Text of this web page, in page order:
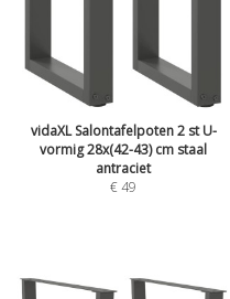
vidaXL Salontafelpoten 2 st U-
vormig 28x(42-43) cm staal
antraciet
€49